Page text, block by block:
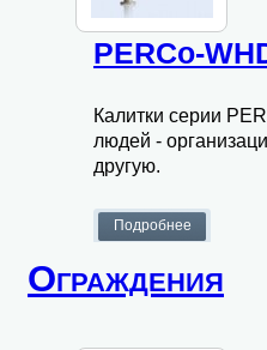
PERCo-
Калитки серии
людей -
другую.
Ограждения